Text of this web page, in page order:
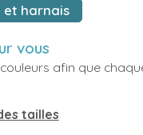
et harnais
vous
afin que
tailles